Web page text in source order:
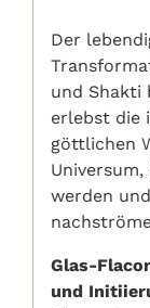
Der
und Shakti
erlebst die
göttlichen
werden
Glas-
und